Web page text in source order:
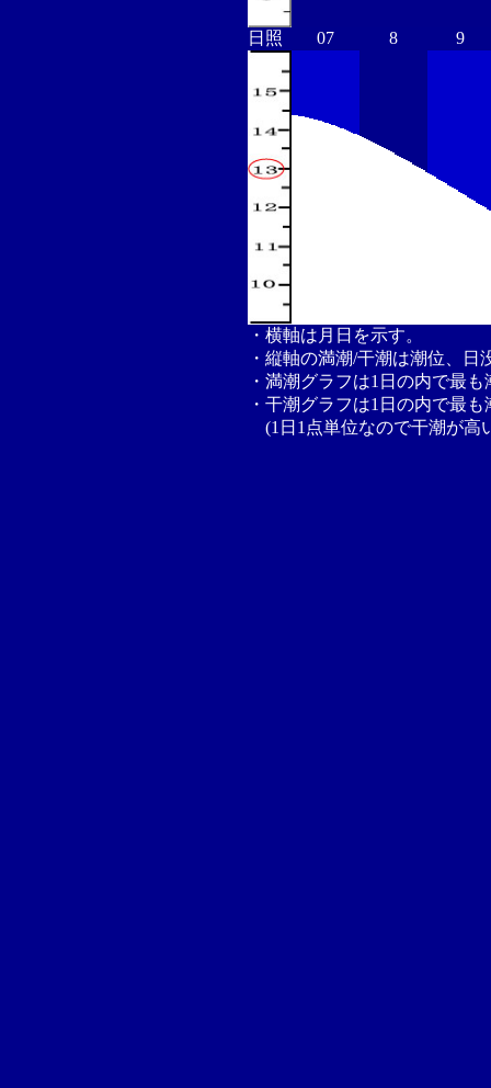
日照 07 8 9
・横軸は月日を示す。
・縦軸の満潮/干潮は潮位、
・満潮グラフは1日の内で最
・干潮グラフは1日の内で最
(1日1点単位なので干潮が高